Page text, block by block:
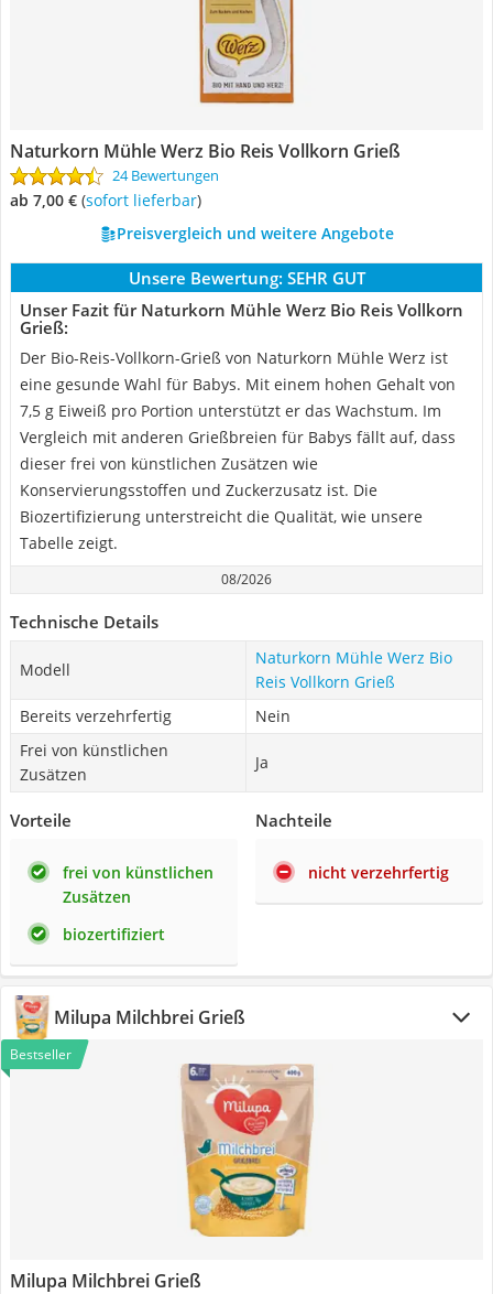
Naturkorn Mühle Werz Bio Reis Vollkorn Grieß
24 Bewertungen
ab 7,00 € ( Sofort lieferbar)
Preisvergleich und weitere Angebote
Unsere Bewertung: SEHR GUT
Unser Fazit für Naturkorn Mühle Werz Bio Reis Vollkorn
Grieß:
Der Bio-Reis-Vollkorn-Grieß von Naturkorn Mühle Werz ist
eine gesunde Wahl für Babys. Mit einem hohen Gehalt von
7,5 g Eiweiß pro Portion unterstützt er das Wachstum. Im
Vergleich mit anderen Grießbreien für Babys fällt auf, dass
dieser frei von künstlichen Zusätzen wie
Konservierungsstoffen und Zuckerzusatz ist. Die
Biozertifizierung unterstreicht die Qualität, wie unsere
Tabelle zeigt.
08/2026
Technische Details
Modell
Naturkorn Mühle Werz Bio
Reis Vollkorn Grieß
Bereits verzehrfertig
Nein
Frei von künstlichen
Zusätzen
Ja
Vorteile
frei von künstlichen
Zusätzen
biozertifiziert
Nachteile
nicht verzehrfertig
Milupa Milchbrei Grieß
Bestseller
Milupa Milchbrei Grieß